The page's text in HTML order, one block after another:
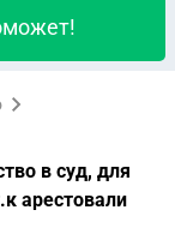
в суд, для
арестовали